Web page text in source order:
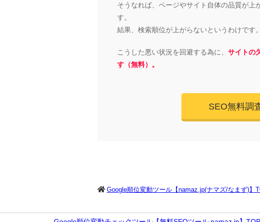
そうなれば、ページやサイト自体の品質が上
す。
結果、検索順位が上がらないというわけです。
こうした悪い状況を回避する為に、 サイトの
す（無料）。
SEO無料調
Google順位変動ツール【namaz.jp(ナマズ/なまず)】